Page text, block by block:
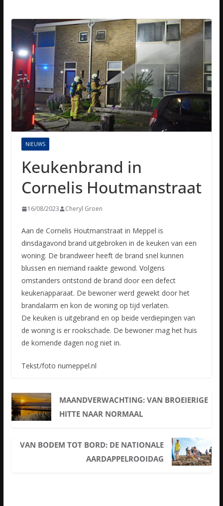
NIEUWS
Keukenbrand in
Cornelis Houtmanstraat
16/08/2023 Cheryl Groen
Aan de Cornelis Houtmanstraat in Meppel is
dinsdagavond brand uitgebroken in de keuken van een
woning. De brandweer heeft de brand snel kunnen
blussen en niemand raakte gewond. Volgens
omstanders ontstond de brand door een defect
keukenapparaat. De bewoner werd gewekt door het
brandalarm en kon de woning op tijd verlaten.
De keuken is uitgebrand en op beide verdiepingen van
de woning is er rookschade. De bewoner mag het huis
de komende dagen nog niet in.
Tekst/foto numeppel.nl
MAANDVERWACHTING: VAN BROEIERIGE
HITTE NAAR NORMAAL
VAN BODEM TOT BORD: DE NATIONALE
AARDAPPELROOIDAG